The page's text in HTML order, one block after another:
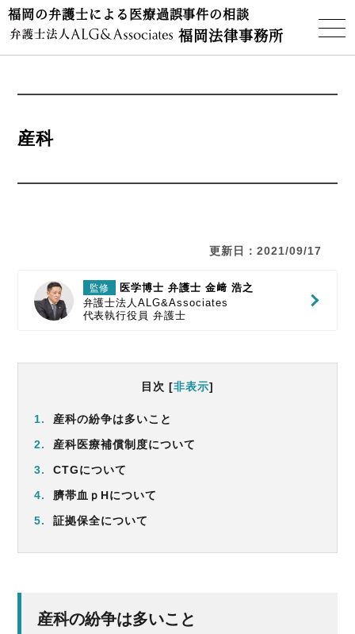
福岡の弁護士による医療過誤事件の相談
福岡法律事務所
産科
更新日：2021/09/17
監修
医学博士 弁護士 金﨑 浩之
弁護士法人ALG&Associates
代表執行役員弁護士
目次 [非表示]
1.
産科の紛争は多いこと
2.
産科医療補償制度について
3.
CTGについて
4.
臍帯血ｐHについて
5.
証拠保全について
産科の紛争は多いこと